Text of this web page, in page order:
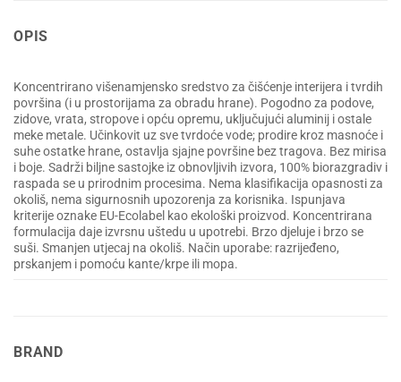
OPIS
Koncentrirano višenamjensko sredstvo za čišćenje interijera i tvrdih
površina (i u prostorijama za obradu hrane). Pogodno za podove,
zidove, vrata, stropove i opću opremu, uključujući aluminij i ostale
meke metale. Učinkovit uz sve tvrdoće vode; prodire kroz masnoće i
suhe ostatke hrane, ostavlja sjajne površine bez tragova. Bez mirisa
i boje. Sadrži biljne sastojke iz obnovljivih izvora, 100% biorazgradiv i
raspada se u prirodnim procesima. Nema klasifikacija opasnosti za
okoliš, nema sigurnosnih upozorenja za korisnika. Ispunjava
kriterije oznake EU-Ecolabel kao ekološki proizvod. Koncentrirana
formulacija daje izvrsnu uštedu u upotrebi. Brzo djeluje i brzo se
suši. Smanjen utjecaj na okoliš. Način uporabe: razrijeđeno,
prskanjem i pomoću kante/krpe ili mopa.
BRAND